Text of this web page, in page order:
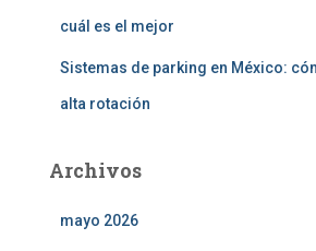
cuál es el mejor
Sistemas de parking en México:
alta rotación
Archivos
mayo 2026